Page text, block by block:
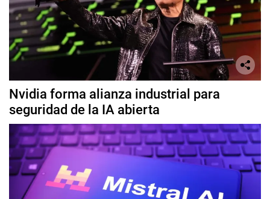
Nvidia forma alianza industrial para
seguridad de la IA abierta